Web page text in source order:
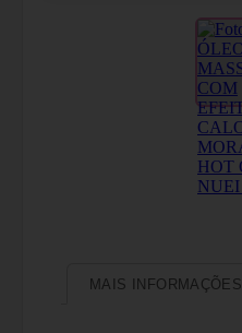
MAIS INFORMAÇÕES